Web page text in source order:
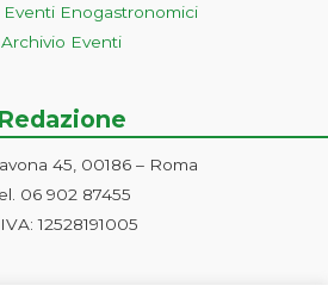
Eventi Enogastronomici
Archivio Eventi
Redazione
45, 00186 – Roma
06 902 87455
12528191005